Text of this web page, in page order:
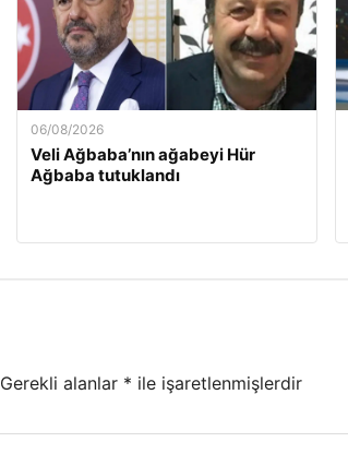
06/08/2026
Veli Ağbaba’nın ağabeyi Hür
Ağbaba tutuklandı
Gerekli alanlar * ile işaretlenmişlerdir